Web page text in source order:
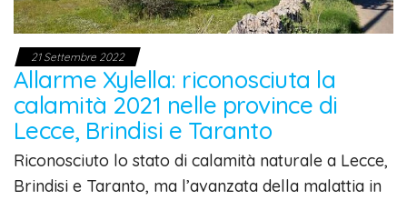
21 Settembre 2022
Allarme Xylella: riconosciuta la
calamità 2021 nelle province di
Lecce, Brindisi e Taranto
Riconosciuto lo stato di calamità naturale a Lecce,
Brindisi e Taranto, ma l’avanzata della malattia in